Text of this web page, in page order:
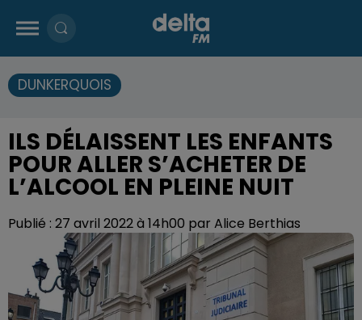
DUNKERQUOIS
ILS DÉLAISSENT LES ENFANTS
POUR ALLER S’ACHETER DE
L’ALCOOL EN PLEINE NUIT
Publié : 27 avril 2022 à 14h00 par Alice Berthias